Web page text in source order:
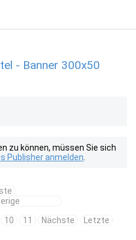
- Banner 300x50
zu können, müssen Sie sich
Publisher anmelden
10 11 Nächste Letzte